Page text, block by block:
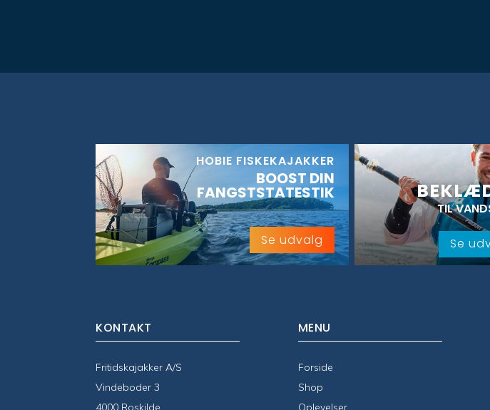
HOBIE FISKEKAJAKKER
BOOST DIN
FANGSTSTATESTIK
Se udvalg
TIL
Se
KONTAKT
Fritidskajakker A/S
Vindeboder 3
MENU
Forside
Shop